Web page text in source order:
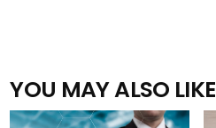
YOU MAY ALSO LIKE